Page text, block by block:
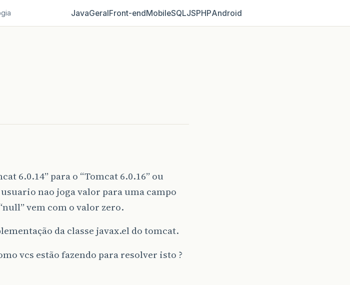
JavaGeralFront‑endMobileSQLJSPHPAndroid
6.0.14” para o “Tomcat 6.0.16” ou
usuario nao joga valor para uma campo
vem com o valor zero.
da classe javax.el do tomcat.
vcs estão fazendo para resolver isto ?